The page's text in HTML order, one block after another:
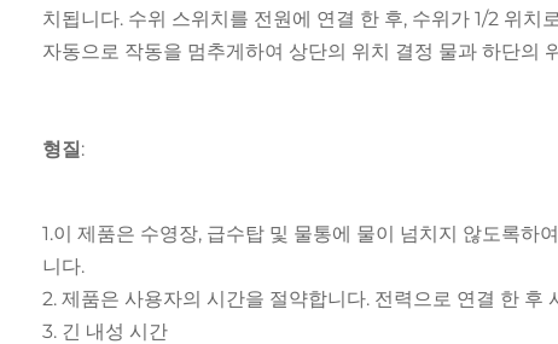
치됩니다. 수위 스위치를 전원에 연결 한 후, 수위가 1/2 위
자동으로 작동을 멈추게하여 상단의 위치 결정 물과 하단의
형질:
1.이 제품은 수영장, 급수탑 및 물통에 물이 넘치지 않도록
니다.
2. 제품은 사용자의 시간을 절약합니다. 전력으로 연결 한 후
3. 긴 내성 시간